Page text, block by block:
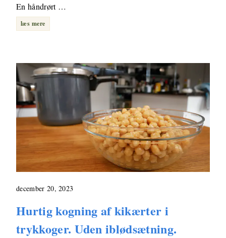
En håndrørt …
læs mere
december 20, 2023
Hurtig kogning af kikærter i
trykkoger. Uden iblødsætning.